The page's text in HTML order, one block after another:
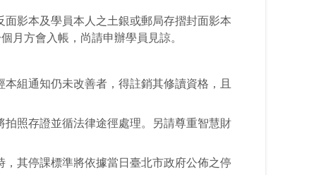
影本及學員本人之土銀或郵局存摺封面影本
月方會入帳，尚請申辦學員見諒。
組通知仍未改善者，得註銷其修讀資格，且
照存證並循法律途徑處理。另請尊重智慧財
其停課標準將依據當日臺北市政府公佈之停